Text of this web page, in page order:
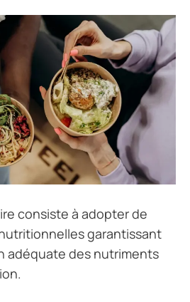
consiste à adopter de
garantissant
adéquate des nutriments